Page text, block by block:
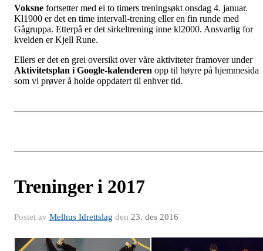
Voksne fortsetter med ei to timers treningsøkt onsdag 4. januar.
Kl1900 er det en time intervall-trening eller en fin runde med
Gågruppa. Etterpå er det sirkeltrening inne kl2000. Ansvarlig for
kvelden er Kjell Rune.
Ellers er det en grei oversikt over våre aktiviteter framover under
Aktivitetsplan i Google-kalenderen opp til høyre på hjemmesida
som vi prøver å holde oppdatert til enhver tid.
Treninger i 2017
Postet av Melhus Idrettslag den 23. des 2016